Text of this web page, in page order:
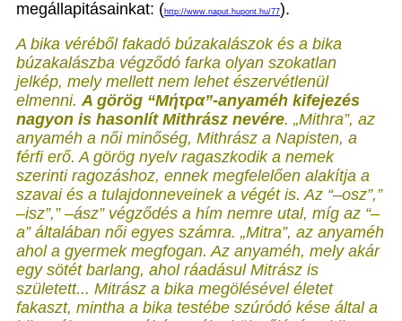
megállapitásainkat: (http://www.naput.hupont.hu/77).
A bika véréből fakadó búzakalászok és a bika
búzakalászba végződó farka olyan szokatlan
jelkép, mely mellett nem lehet észervétlenül
elmenni.A görög “Μήτρα”-anyaméh kifejezés
nagyon is hasonlít Mithrász nevére. „Mithra”, az
anyaméh a női minőség, Mithrász a Napisten, a
férfi erő. A görög nyelv ragaszkodik a nemek
szerinti ragozáshoz, ennek megfelelően alakítja a
szavai és a tulajdonneveinek a végét is. Az “–osz”,”
–isz”,” –ász” végződés a hím nemre utal, míg az “–
a” általában női egyes számra. „Mitra”, az anyaméh
ahol a gyermek megfogan. Az anyaméh, mely akár
egy sötét barlang, ahol ráadásul Mitrász is
született... Mitrász a bika megölésével életet
fakaszt, mintha a bika testébe szúródó kése által a